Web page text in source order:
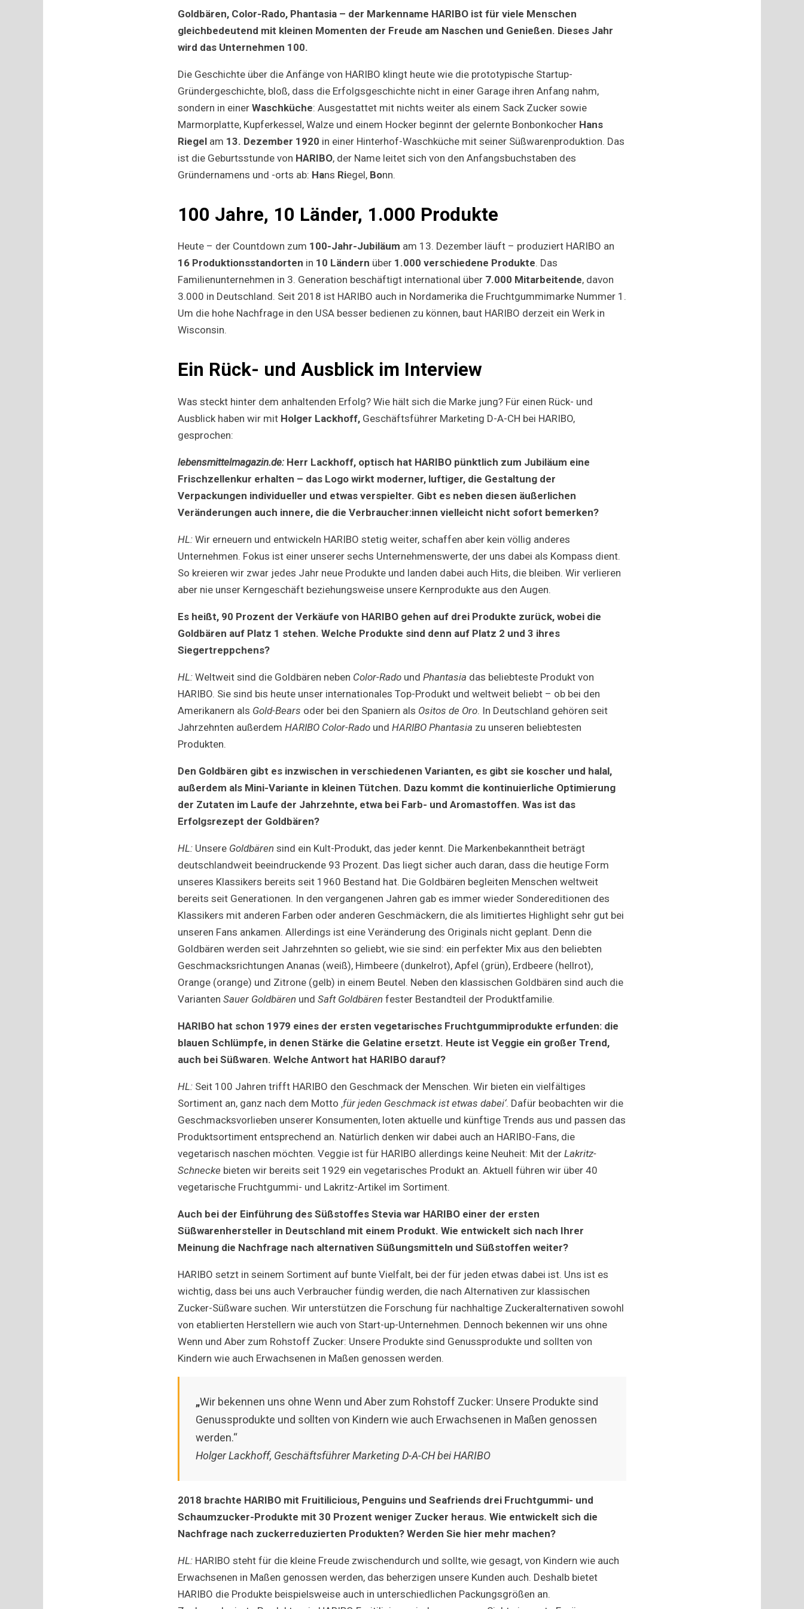
wird
100
Goldbären, Color-Rado, Phantasia – der Markenname HARIBO ist für viele Menschen
gleichbedeutend mit kleinen Momenten der Freude am Naschen und Genießen. Dieses Jahr
wird das Unternehmen 100.
Die Geschichte über die Anfänge von HARIBO klingt heute wie die prototypische Startup-
Gründergeschichte, bloß, dass die Erfolgsgeschichte nicht in einer Garage ihren Anfang nahm,
sondern in einer Waschküche: Ausgestattet mit nichts weiter als einem Sack Zucker sowie
Marmorplatte, Kupferkessel, Walze und einem Hocker beginnt der gelernte Bonbonkocher Hans
Riegel am 13. Dezember 1920 in einer Hinterhof-Waschküche mit seiner Süßwarenproduktion. Das
ist die Geburtsstunde von HARIBO, der Name leitet sich von den Anfangsbuchstaben des
Gründernamens und -orts ab: Hans Riegel, Bonn.
100 Jahre, 10 Länder, 1.000 Produkte
Heute – der Countdown zum 100-Jahr-Jubiläum am 13. Dezember läuft – produziert HARIBO an
16 Produktionsstandorten in 10 Ländern über 1.000 verschiedene Produkte. Das
Familienunternehmen in 3. Generation beschäftigt international über 7.000 Mitarbeitende, davon
3.000 in Deutschland. Seit 2018 ist HARIBO auch in Nordamerika die Fruchtgummimarke Nummer 1.
Um die hohe Nachfrage in den USA besser bedienen zu können, baut HARIBO derzeit ein Werk in
Wisconsin.
Ein Rück- und Ausblick im Interview
Was steckt hinter dem anhaltenden Erfolg? Wie hält sich die Marke jung? Für einen Rück- und
Ausblick haben wir mit Holger Lackhoff, Geschäftsführer Marketing D-A-CH bei HARIBO,
gesprochen:
lebensmittelmagazin.de: Herr Lackhoff, optisch hat HARIBO pünktlich zum Jubiläum eine
Frischzellenkur erhalten – das Logo wirkt moderner, luftiger, die Gestaltung der
Verpackungen individueller und etwas verspielter. Gibt es neben diesen äußerlichen
Veränderungen auch innere, die die Verbraucher:innen vielleicht nicht sofort bemerken?
HL: Wir erneuern und entwickeln HARIBO stetig weiter, schaffen aber kein völlig anderes
Unternehmen. Fokus ist einer unserer sechs Unternehmenswerte, der uns dabei als Kompass dient.
So kreieren wir zwar jedes Jahr neue Produkte und landen dabei auch Hits, die bleiben. Wir verlieren
aber nie unser Kerngeschäft beziehungsweise unsere Kernprodukte aus den Augen.
Es heißt, 90 Prozent der Verkäufe von HARIBO gehen auf drei Produkte zurück, wobei die
Goldbären auf Platz 1 stehen. Welche Produkte sind denn auf Platz 2 und 3 ihres
Siegertreppchens?
HL: Weltweit sind die Goldbären neben Color-Rado und Phantasia das beliebteste Produkt von
HARIBO. Sie sind bis heute unser internationales Top-Produkt und weltweit beliebt – ob bei den
Amerikanern als Gold-Bears oder bei den Spaniern als Ositos de Oro. In Deutschland gehören seit
Jahrzehnten außerdem HARIBO Color-Rado und HARIBO Phantasia zu unseren beliebtesten
Produkten.
Den Goldbären gibt es inzwischen in verschiedenen Varianten, es gibt sie koscher und halal,
außerdem als Mini-Variante in kleinen Tütchen. Dazu kommt die kontinuierliche Optimierung
der Zutaten im Laufe der Jahrzehnte, etwa bei Farb- und Aromastoffen. Was ist das
Erfolgsrezept der Goldbären?
HL: Unsere Goldbären sind ein Kult-Produkt, das jeder kennt. Die Markenbekanntheit beträgt
deutschlandweit beeindruckende 93 Prozent. Das liegt sicher auch daran, dass die heutige Form
unseres Klassikers bereits seit 1960 Bestand hat. Die Goldbären begleiten Menschen weltweit
bereits seit Generationen. In den vergangenen Jahren gab es immer wieder Sondereditionen des
Klassikers mit anderen Farben oder anderen Geschmäckern, die als limitiertes Highlight sehr gut bei
unseren Fans ankamen. Allerdings ist eine Veränderung des Originals nicht geplant. Denn die
Goldbären werden seit Jahrzehnten so geliebt, wie sie sind: ein perfekter Mix aus den beliebten
Geschmacksrichtungen Ananas (weiß), Himbeere (dunkelrot), Apfel (grün), Erdbeere (hellrot),
Orange (orange) und Zitrone (gelb) in einem Beutel. Neben den klassischen Goldbären sind auch die
Varianten Sauer Goldbären und Saft Goldbären fester Bestandteil der Produktfamilie.
HARIBO hat schon 1979 eines der ersten vegetarisches Fruchtgummiprodukte erfunden: die
blauen Schlümpfe, in denen Stärke die Gelatine ersetzt. Heute ist Veggie ein großer Trend,
auch bei Süßwaren. Welche Antwort hat HARIBO darauf?
HL: Seit 100 Jahren trifft HARIBO den Geschmack der Menschen. Wir bieten ein vielfältiges
Sortiment an, ganz nach dem Motto ‚ für jeden Geschmack ist etwas dabei‘. Dafür beobachten wir die
Geschmacksvorlieben unserer Konsumenten, loten aktuelle und künftige Trends aus und passen das
Produktsortiment entsprechend an. Natürlich denken wir dabei auch an HARIBO-Fans, die
vegetarisch naschen möchten. Veggie ist für HARIBO allerdings keine Neuheit: Mit der Lakritz-
Schnecke bieten wir bereits seit 1929 ein vegetarisches Produkt an. Aktuell führen wir über 40
vegetarische Fruchtgummi- und Lakritz-Artikel im Sortiment.
Auch bei der Einführung des Süßstoffes Stevia war HARIBO einer der ersten
Süßwarenhersteller in Deutschland mit einem Produkt. Wie entwickelt sich nach Ihrer
Meinung die Nachfrage nach alternativen Süßungsmitteln und Süßstoffen weiter?
HARIBO setzt in seinem Sortiment auf bunte Vielfalt, bei der für jeden etwas dabei ist. Uns ist es
wichtig, dass bei uns auch Verbraucher fündig werden, die nach Alternativen zur klassischen
Zucker-Süßware suchen. Wir unterstützen die Forschung für nachhaltige Zuckeralternativen sowohl
von etablierten Herstellern wie auch von Start-up-Unternehmen. Dennoch bekennen wir uns ohne
Wenn und Aber zum Rohstoff Zucker: Unsere Produkte sind Genussprodukte und sollten von
Kindern wie auch Erwachsenen in Maßen genossen werden.
„Wir bekennen uns ohne Wenn und Aber zum Rohstoff Zucker: Unsere Produkte sind
Genussprodukte und sollten von Kindern wie auch Erwachsenen in Maßen genossen
werden.“
Holger Lackhoff, Geschäftsführer Marketing D-A-CH bei HARIBO
2018 brachte HARIBO mit Fruitilicious, Penguins und Seafriends drei Fruchtgummi- und
Schaumzucker-Produkte mit 30 Prozent weniger Zucker heraus. Wie entwickelt sich die
Nachfrage nach zuckerreduzierten Produkten? Werden Sie hier mehr machen?
HL: HARIBO steht für die kleine Freude zwischendurch und sollte, wie gesagt, von Kindern wie auch
Erwachsenen in Maßen genossen werden, das beherzigen unsere Kunden auch. Deshalb bietet
HARIBO die Produkte beispielsweise auch in unterschiedlichen Packungsgrößen an.